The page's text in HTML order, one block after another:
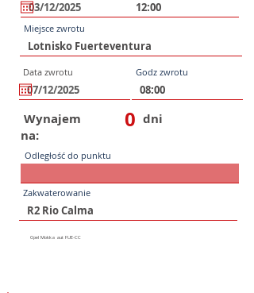
Miejsce zwrotu
Data zwrotu Godz zwrotu
Wynajem
na:
0 dni
Odległość do punktu
Zakwaterowanie